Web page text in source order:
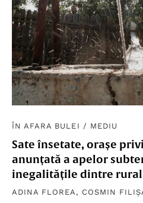
ÎN AFARA BULEI / MEDIU
Sate însetate, orașe
anunțată a apelor
inegalitățile dintre rural
ADINA FLOREA , COSMIN